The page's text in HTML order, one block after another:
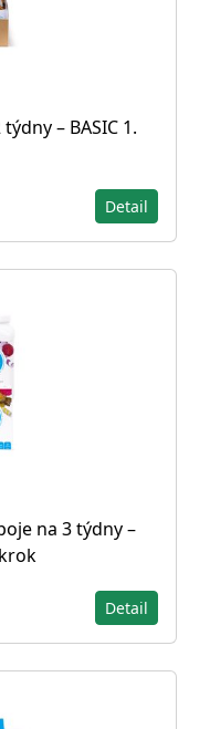
– BASIC 1.
Detail
na 3 týdny –
Detail